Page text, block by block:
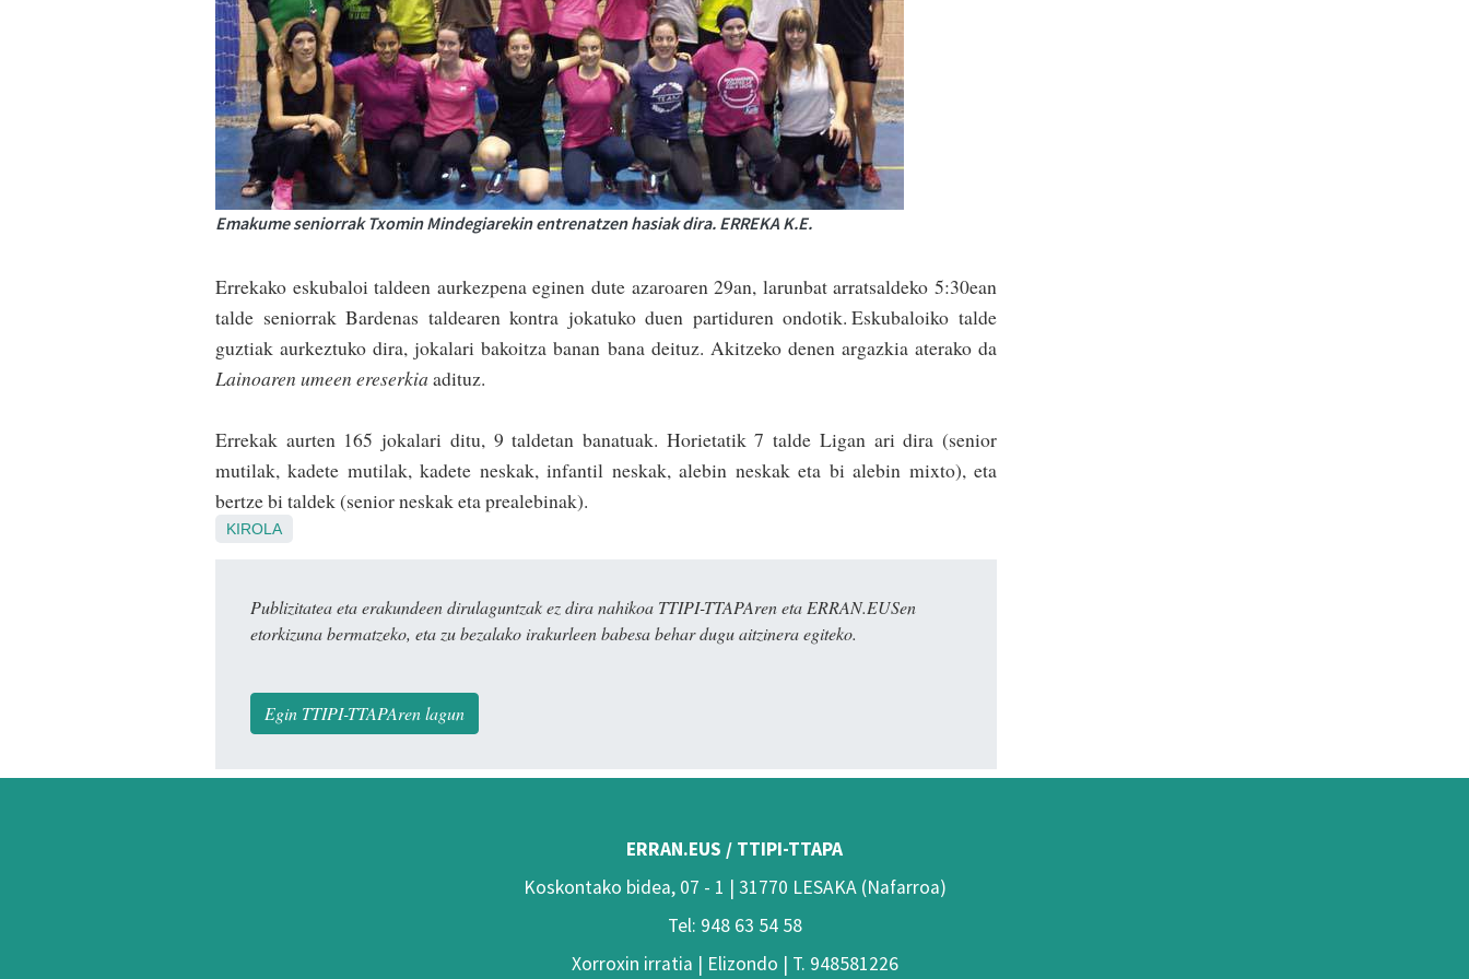
Emakume seniorrak Txomin Mindegiarekin entrenatzen hasiak dira. ERREKA K.E.
Errekako eskubaloi taldeen aurkezpena eginen dute azaroaren 29an, larunbat arratsaldeko 5:30ean
talde seniorrak Bardenas taldearen kontra jokatuko duen partiduren ondotik. Eskubaloiko talde
guztiak aurkeztuko dira, jokalari bakoitza banan bana deituz. Aki­tzeko denen argazkia aterako da
Lainoaren umeen ereserkia adituz.
Errekak aurten 165 jokalari ditu, 9 taldetan banatuak. Horietatik 7 talde Ligan ari dira (senior
mutilak, kadete mutilak, kadete neskak, infantil neskak, alebin neskak eta bi alebin mixto), eta
bertze bi taldek (senior neskak eta prealebinak).
KIROLA
Publizitatea eta erakundeen dirulaguntzak ez dira nahikoa TTIPI-TTAPAren eta ERRAN.EUSen
etorkizuna bermatzeko, eta zu bezalako irakurleen babesa behar dugu aitzinera egiteko.
Egin TTIPI-TTAPAren lagun
ERRAN.EUS / TTIPI-TTAPA
Koskontako bidea, 07 - 1 | 31770 LESAKA (Nafarroa)
Tel: 948 63 54 58
Xorroxin irratia | Elizondo | T. 948581226